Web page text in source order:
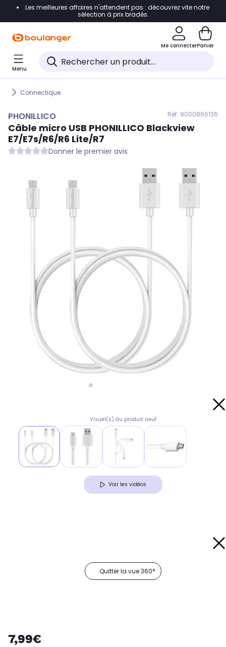
Accéder directement à la navigation
Accéder directement au pied de page
Accéder directement au chatbot
Les meilleures affaires n'attendent pas : découvrez vite notre
sélection à prix bradés.
Me connecterPanier
Menu
Connectique
PHONILLICO Réf. 9000866136
Câble micro USB PHONILLICO Blackview
E7/E7s/R6/R6 Lite/R7
Donner le premier avis
Visuel(s) du produit neuf
Voir les vidéos
Quitter la vue 360°
7,99€